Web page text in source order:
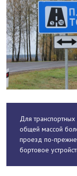
Для
общей массой
проезд по-
бортовое